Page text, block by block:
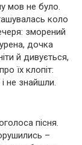
мов не було.
коло
зморений
дочка
й дивується,
їх клопіт:
не знайшли.
пісня.
–